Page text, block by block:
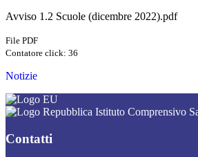
Avviso 1.2 Scuole (dicembre 2022).pdf
File PDF
Contatore click: 36
Notizie
Istituto Comprensivo
Contatti